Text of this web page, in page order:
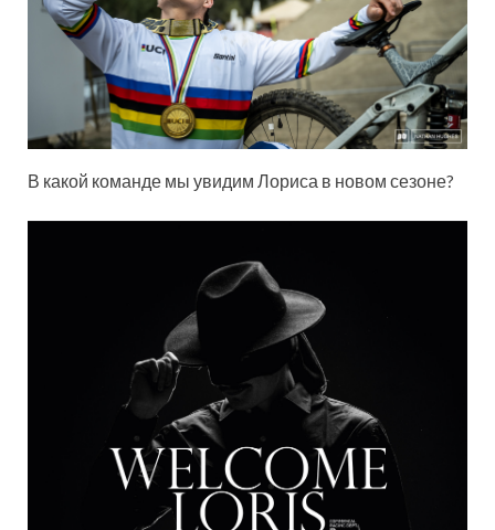
В какой команде мы увидим Лориса в новом сезоне?